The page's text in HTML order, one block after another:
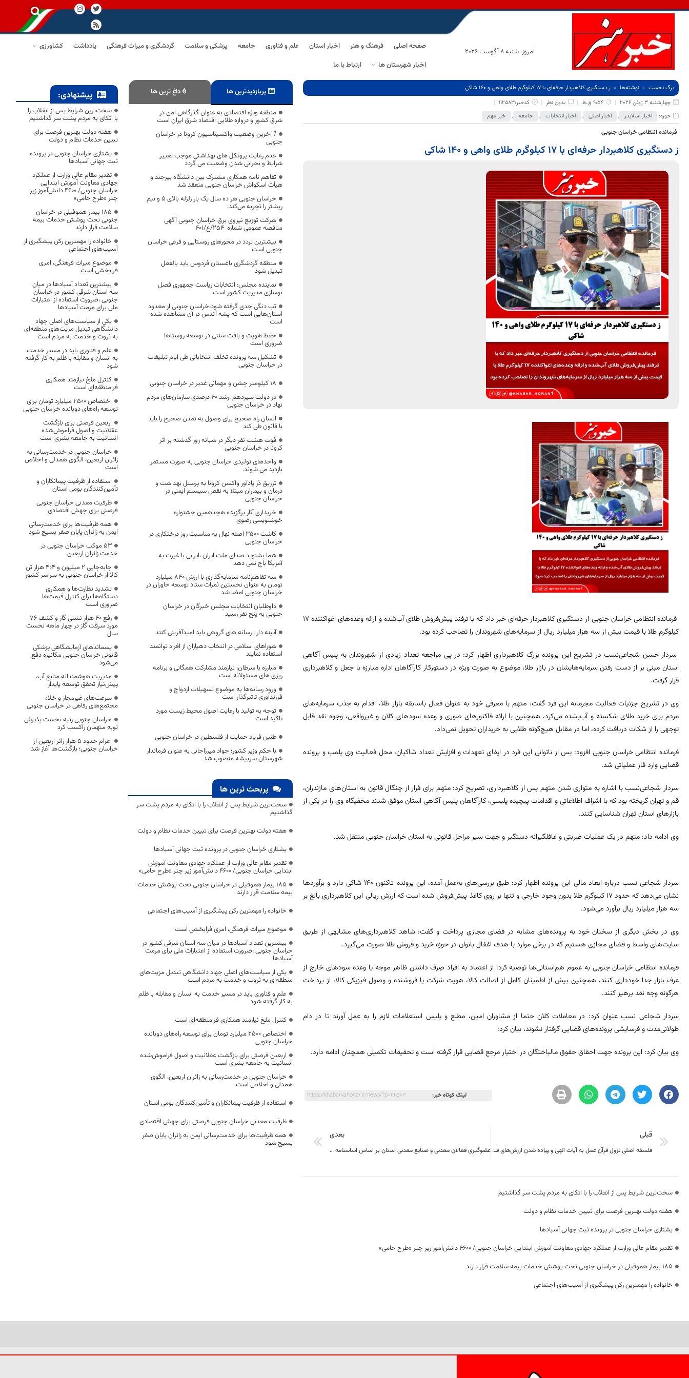
امروز: شنبه 8 آگوست 2026
صفحه اصلی فرهنگ و هنر اخبار استان علم و فناوری جامعه پزشکی و سلامت گردشگری و میراث فرهنگی یادداشت
کشاورزی
اخبار شهرستان ها
ارتباط با ما
برگ نخست نوشته‌ها
ز دستگیری کلاهبردار حرفه‌ای با ۱۷ کیلوگرم طلای واهی و ۱۴۰ شاکی
چهارشنبه 3 ژوئن 2026
9:54 ق.ظ بدون نظر
کدخبر:112583
حوزه:
اخبار اسلایدر , اخبار اصلی , اخبار انتخابات , جامعه , خبر مهم
فرمانده انتظامی خراسان جنوبی
ز دستگیری کلاهبردار حرفه‌ای با ۱۷ کیلوگرم طلای واهی و ۱۴۰ شاکی
فرمانده انتظامی خراسان جنوبی از دستگیری کلاهبردار حرفه‌ای خبر داد که با ترفند پیش‌فروش طلای آب‌شده و ارائه وعده‌های اغواکننده ۱۷
کیلوگرم طلا با قیمت بیش از سه هزار میلیارد ریال از سرمایه‌های شهروندان را تصاحب کرده بود.
سردار حسن شجاعی‌نسب در تشریح این پرونده بزرگ کلاهبرداری اظهار کرد: در پی مراجعه تعداد زیادی از شهروندان به پلیس آگاهی
استان مبنی بر از دست رفتن سرمایه‌هایشان در بازار طلا، موضوع به صورت ویژه در دستورکار کارآگاهان اداره مبارزه با جعل و کلاهبرداری
قرار گرفت.
وی در تشریح جزئیات فعالیت مجرمانه این فرد گفت: متهم با معرفی خود به عنوان فعال باسابقه بازار طلا، اقدام به جذب سرمایه‌های
مردم برای خرید طلای شکسته و آب‌بشده می‌کرد، همچنین با ارائه فاکتورهای صوری و وعده سودهای کلان و غیرواقعی، وجوه نقد قابل
توجهی را از شکات دریافت کرده، اما در مقابل هیچ‌گونه طلایی به خریداران تحویل نمی‌داد.
فرمانده انتظامی خراسان جنوبی افزود: پس از ناتوانی این فرد در ایفای تعهدات و افزایش تعداد شاکیان، محل فعالیت وی پلمب و پرونده
قضایی وارد فاز عملیاتی شد.
سردار شجاعی‌نسب با اشاره به متواری شدن متهم پس از کلاهبرداری، تصریح کرد: متهم برای فرار از چنگال قانون به استان‌های مازندران،
قم و تهران گریخته بود که با اشراف اطلاعاتی و اقدامات پیچیده پلیسی، کارآگاهان پلیس آگاهی استان موفق شدند مخفیگاه وی را در یکی از
بازارهای استان تهران شناسایی کنند.
وی ادامه داد: متهم در یک عملیات ضربتی و غافلگیرانه دستگیر و جهت سیر مراحل قانونی به استان خراسان جنوبی منتقل شد.
سردار شجاعی نسب درباره ابعاد مالی این پرونده اظهار کرد: طبق بررسی‌های به‌عمل آمده، این پرونده تاکنون ۱۴۰ شاکی دارد و برآوردها
نشان می‌دهد که حدود ۱۷ کیلوگرم طلا بدون وجود خارجی و تنها بر روی کاغذ پیش‌فروش شده است که ارزش ریالی این کلاهبرداری بالغ بر
سه هزار میلیارد ریال برآورد می‌شود.
وی در بخش دیگری از سخنان خود به پرونده‌های مشابه در فضای مجازی پرداخت و گفت: شاهد کلاهبرداری‌های مشابهی از طریق
سایت‌های واسط و فضای مجازی هستیم که در برخی موارد با هدف اغفال بانوان در حوزه خرید و فروش طلا صورت می‌گیرد.
فرمانده انتظامی خراسان جنوبی به عموم هم‌استانی‌ها توصیه کرد: از اعتماد به افراد صِرف داشتن ظاهر موجه یا وعده سودهای خارج از
عرف بازار جدا خودداری کنند، همچنین پیش از اطمینان کامل از اصالت کالا، هویت شرکت یا فروشنده و وصول فیزیکی کالا، از پرداخت
هرگونه وجه نقد پرهیز کنند.
سردار شجاعی نسب عنوان کرد: در معاملات کلان حتما از مشاوران امین، مطلع و پلیس استعلامات لازم را به عمل آورند تا در دام
طولانی‌مدت و فرسایشی پرونده‌های قضایی گرفتار نشوند، بیان کرد:
وی بیان کرد: این پرونده جهت احقاق حقوق مالباختگان در اختیار مرجع قضایی قرار گرفته است و تحقیقات تکمیلی همچنان ادامه دارد.
لینک کوتاه خبر: https://khabarvahonar.ir/news/?p=112583
قبلی
فلسفه اصلی نزول قرآن عمل به آیات الهی و پیاده شدن ارزش‌های قرآنی در زندگی انسان‌ها است.
بعدی
عضوگیری فعالان معدنی و صنایع معدنی استان بر اساس اساسنامه خانه معدن ایران در دستور کار قرار خواهد گرفت
سخت‌ترین شرایط پس از انقلاب را با اتکای به مردم پشت سر گذاشتیم
هفته دولت بهترین فرصت برای تبیین خدمات نظام و دولت
یشتازی خراسان جنوبی در پرونده ثبت جهانی آسبادها
تقدیر مقام عالی وزارت از عملکرد جهادی معاونت آموزش ابتدایی خراسان جنوبی/ ۴۶۰۰ دانش‌آموز زیر چتر «طرح حامی»
۱۸۵ بیمار هموفیلی در خراسان جنوبی تحت پوشش خدمات بیمه سلامت قرار دارند
خانواده را مهمترین رکن پیشگیری از آسیب‌های اجتماعی
پربازدیدترین ها داغ ترین ها
منطقه ویژه اقتصادی به عنوان گذرگاهی امن در
شرق کشور و دروازه طلایی اقتصاد شرق ایران است
? آخرین وضعیت واکسیناسیون کرونا در خراسان
جنوبی
عدم رعایت پروتکل های بهداشتی موجب تغییر
شرایط و بحرانی شدن وضعیت می گردد
تفاهم نامه همکاری مشترک بین دانشگاه بیرجند و
هیأت اسکواش خراسان جنوبی منعقد شد
خراسان جنوبی هر ده سال یک بار زلزله بالای ۵ و نیم
ریشتر را تجربه می‌کند.
شرکت توزیع نیروی برق خراسان جنوبی آگهی
مناقصه عمومی شماره 254/ع/401
بیشترین تردد در محورهای روستایی و فرعی خراسان
جنوبی است
منطقه گردشگری باغستان فردوس باید بالفعل
تبدیل شود
نماینده مجلس: انتخابات ریاست جمهوری فصل
نوسازی مدیریت کشور است
تب دنگی جدی گرفته شود،خراسان جنوبی از معدود
استان‌هایی است که پشه آئدس در آن مشاهده شده
است
حفظ هویت و بافت سنتی در توسعه روستاها
ضروری است
تشکیل سه پرونده تخلف انتخاباتی طی ایام تبلیغات
در خراسان جنوبی
۱۸ کیلومتر جشن و مهمانی غدیر در خراسان جنوبی
در دولت سیزدهم ،رشد ۴۰ درصدی سازمان‌های مردم
نهاد در خراسان جنوبی
انسان راه صحیح برای وصول به تمدن صحیح را باید
با قانون طی کند
فوت هشت نفر دیگر در شبانه روز گذشته بر اثر
کرونا در خراسان جنوبی
واحدهای تولیدی خراسان جنوبی به صورت مستمر
بازدید می‌ شوند.
تزریق دُز یادآور واکسن کرونا به پرسنل بهداشت و
درمان و بیماران مبتلا به نقص سیستم ایمنی در
خراسان جنوبی
خریداری آثار برگزیده هجدهمین جشنواره
خوشنویسی رضوی
کاشت ۳۵۰۰ اصله نهال به مناسبت روز درختکاری در
خراسان جنوبی
شما بشنوید صدای ملت ایران ،ایرانی با غیرت به
آمریکا باج نمی دهد
سه تفاهم‌نامه سرمایه‌گذاری با ارزش ۸۴۰ میلیارد
تومان به عنوان نخستین ثمرات ستاد توسعه خاوران در
خراسان جنوبی امضا شد
داوطلبان انتخابات مجلس خبرگان در خراسان
جنوبی به پنج نفر رسید
آیینه دار : رسانه های گروهی باید امیدآفرینی کنند
شوراهای اسلامی در انتخاب دهیاران از افراد توانمند
استفاده نمایند
مبارزه با سرطان، نیازمند مشارکت همگانی و برنامه
ریزی های مسئولانه است
ورود رسانه‌ها به موضوع تسهیلات ازدواج و
فرزندآوری تاثیرگذار است
توجه به تولید با رعایت اصول محیط زیست مورد
تاکید است
طنین فریاد حمایت از فلسطین در خراسان جنوبی
با حکم وزیر کشور؛ جواد میرزاجانی به عنوان فرماندار
شهرستان سربیشه منصوب شد
پربحث ترین ها
سخت‌ترین شرایط پس از انقلاب را با اتکای به مردم پشت سر
گذاشتیم
هفته دولت بهترین فرصت برای تبیین خدمات نظام و دولت
یشتازی خراسان جنوبی در پرونده ثبت جهانی آسبادها
تقدیر مقام عالی وزارت از عملکرد جهادی معاونت آموزش
ابتدایی خراسان جنوبی/ ۴۶۰۰ دانش‌آموز زیر چتر «طرح حامی»
۱۸۵ بیمار هموفیلی در خراسان جنوبی تحت پوشش خدمات
بیمه سلامت قرار دارند
خانواده را مهمترین رکن پیشگیری از آسیب‌های اجتماعی
موضوع میراث فرهنگی، امری فرابخشی است
بیشترین تعداد آسبادها در میان سه استان شرقی کشور در
خراسان جنوبی ،ضرورت استفاده از اعتبارات ملی برای مرمت
آسبادها
یکی از سیاست‌های اصلی جهاد دانشگاهی تبدیل مزیت‌های
منطقه‌ای به ثروت و خدمت به مردم است
علم و فناوری باید در مسیر خدمت به انسان و مقابله با ظلم
به کار گرفته شود
کنترل ملخ نیازمند همکاری فرامنطقه‌ای است
اختصاص 2500 میلیارد تومان برای توسعه راه‌های دوبانده
خراسان جنوبی
اربعین فرصتی برای بازگشت عقلانیت و اصول فراموش‌شده
انسانیت به جامعه بشری است
خراسان جنوبی در خدمت‌رسانی به زائران اربعین، الگوی
همدلی و اخلاص است
استفاده از ظرفیت پیمانکاران و تأمین‌کنندگان بومی استان
ظرفیت معدنی خراسان جنوبی فرصتی برای جهش اقتصادی
همه ظرفیت‌ها برای خدمت‌رسانی ایمن به زائران پایان صفر
بسیج شود
پیشنهادی:
سخت‌ترین شرایط پس از انقلاب را
با اتکای به مردم پشت سر گذاشتیم
هفته دولت بهترین فرصت برای
تبیین خدمات نظام و دولت
یشتازی خراسان جنوبی در پرونده
ثبت جهانی آسبادها
تقدیر مقام عالی وزارت از عملکرد
جهادی معاونت آموزش ابتدایی
خراسان جنوبی/ ۴۶۰۰ دانش‌آموز زیر
چتر «طرح حامی»
۱۸۵ بیمار هموفیلی در خراسان
جنوبی تحت پوشش خدمات بیمه
سلامت قرار دارند
خانواده را مهمترین رکن پیشگیری از
آسیب‌های اجتماعی
موضوع میراث فرهنگی، امری
فرابخشی است
بیشترین تعداد آسبادها در میان
سه استان شرقی کشور در خراسان
جنوبی ،ضرورت استفاده از اعتبارات
ملی برای مرمت آسبادها
یکی از سیاست‌های اصلی جهاد
دانشگاهی تبدیل مزیت‌های منطقه‌ای
به ثروت و خدمت به مردم است
علم و فناوری باید در مسیر خدمت
به انسان و مقابله با ظلم به کار گرفته
شود
کنترل ملخ نیازمند همکاری
فرامنطقه‌ای است
اختصاص 2500 میلیارد تومان برای
توسعه راه‌های دوبانده خراسان جنوبی
اربعین فرصتی برای بازگشت
عقلانیت و اصول فراموش‌شده
انسانیت به جامعه بشری است
خراسان جنوبی در خدمت‌رسانی به
زائران اربعین، الگوی همدلی و اخلاص
است
استفاده از ظرفیت پیمانکاران و
تأمین‌کنندگان بومی استان
ظرفیت معدنی خراسان جنوبی
فرصتی برای جهش اقتصادی
همه ظرفیت‌ها برای خدمت‌رسانی
ایمن به زائران پایان صفر بسیج شود
53 موکب خراسان جنوبی در
خدمت زائران اربعین
جابه‌جایی 2 میلیون و 404 هزار تن
کالا از خراسان جنوبی به سراسر کشور
تشدید نظارت‌ها و همکاری
دستگاه‌ها برای کنترل قیمت‌ها
ضروری است
رفع 40 هزار نشتی گاز و کشف 76
مورد سرقت گاز در چهار ماهه نخست
سال
پسماندهای آزمایشگاهی پزشکی
قانونی خراسان جنوبی مکانیزه دفع
می‌شود
مدیریت هوشمندانه منابع آب،
پیش‌نیاز تحقق توسعه پایدار
سرعت‌های غیرمجاز و خلاء
مجتمع‌های رفاهی در خراسان جنوبی
خراسان جنوبی رتبه نخست پذیرش
توبه متهمان راکسب کرد
اعزام حدود 5 هزار زائر اربعین از
خراسان جنوبی؛ بازگشت‌ها آغاز شد